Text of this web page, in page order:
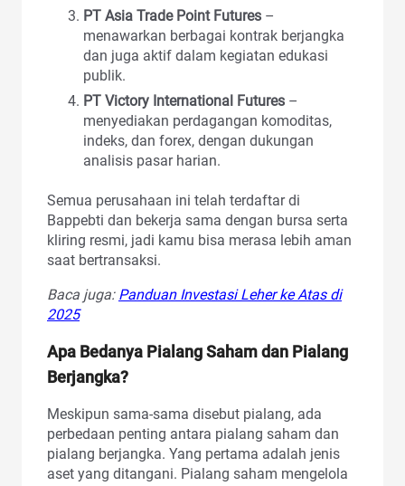
PT Asia Trade Point Futures –
menawarkan berbagai kontrak berjangka
dan juga aktif dalam kegiatan edukasi
publik.
PT Victory International Futures –
menyediakan perdagangan komoditas,
indeks, dan forex, dengan dukungan
analisis pasar harian.
Semua perusahaan ini telah terdaftar di
Bappebti dan bekerja sama dengan bursa serta
kliring resmi, jadi kamu bisa merasa lebih aman
saat bertransaksi.
Baca juga: Panduan Investasi Leher ke Atas di
2025
Apa Bedanya Pialang Saham dan Pialang
Berjangka?
Meskipun sama-sama disebut pialang, ada
perbedaan penting antara pialang saham dan
pialang berjangka. Yang pertama adalah jenis
aset yang ditangani. Pialang saham mengelola